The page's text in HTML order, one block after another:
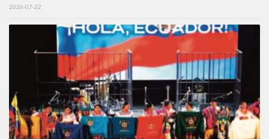
2026-07-22